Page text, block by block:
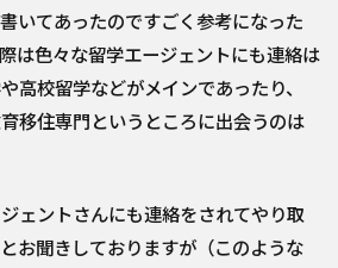
いてあったのですごく参考になった
は色々な留学エージェントにも連絡は
高校留学などがメインであったり、
移住専門というところに出会うのは
ェントさんにも連絡をされてやり取
お聞きしておりますが（このような